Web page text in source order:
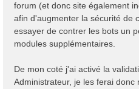
forum (et donc site également
afin d'augmenter la sécurité de
essayer de contrer les bots un
modules supplémentaires.
De mon coté j'ai activé la
Administrateur, je les ferai